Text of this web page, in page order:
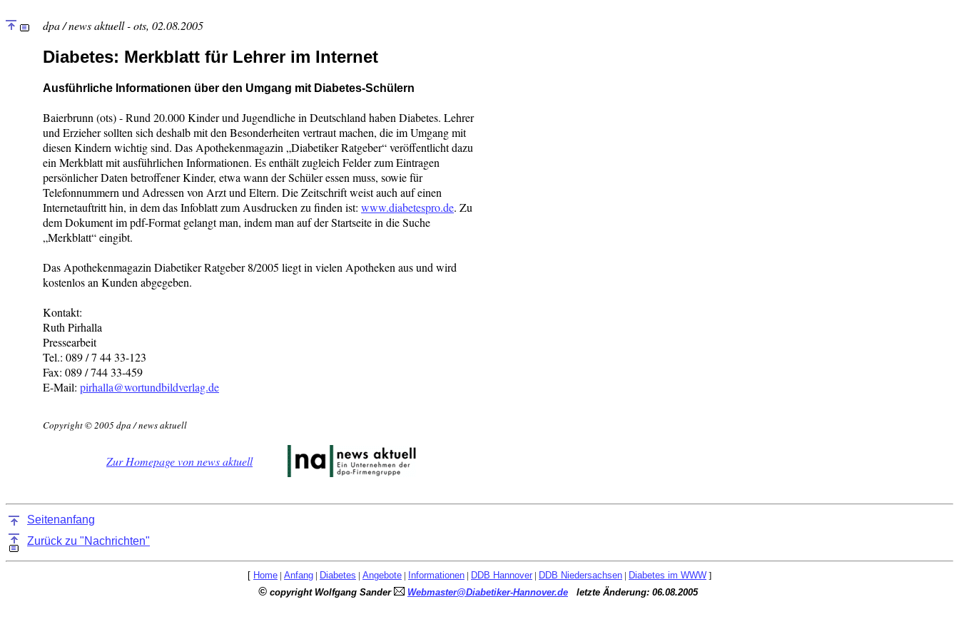
dpa / news aktuell - ots, 02.08.2005
Diabetes: Merkblatt für Lehrer im Internet
Ausführliche Informationen über den Umgang mit Diabetes-Schülern
Baierbrunn (ots) - Rund 20.000 Kinder und Jugendliche in Deutschland haben Diabetes. Lehrer
und Erzieher sollten sich deshalb mit den Besonderheiten vertraut machen, die im Umgang mit
diesen Kindern wichtig sind. Das Apothekenmagazin „Diabetiker Ratgeber“ veröffentlicht dazu
ein Merkblatt mit ausführlichen Informationen. Es enthält zugleich Felder zum Eintragen
persönlicher Daten betroffener Kinder, etwa wann der Schüler essen muss, sowie für
Telefonnummern und Adressen von Arzt und Eltern. Die Zeitschrift weist auch auf einen
Internetauftritt hin, in dem das Infoblatt zum Ausdrucken zu finden ist: www.diabetespro.de. Zu
dem Dokument im pdf-Format gelangt man, indem man auf der Startseite in die Suche
„Merkblatt“ eingibt.
Das Apothekenmagazin Diabetiker Ratgeber 8/2005 liegt in vielen Apotheken aus und wird
kostenlos an Kunden abgegeben.
Kontakt:
Ruth Pirhalla
Pressearbeit
Tel.: 089 / 7 44 33-123
Fax: 089 / 744 33-459
E-Mail: pirhalla@wortundbildverlag.de
Copyright © 2005 dpa / news aktuell
Zur Homepage von news aktuell
Seitenanfang
Zurück zu "Nachrichten"
[ Home | Anfang | Diabetes | Angebote | Informationen | DDB Hannover | DDB Niedersachsen | Diabetes im WWW ]
© copyright Wolfgang Sander Webmaster@Diabetiker-Hannover.de letzte Änderung: 06.08.2005